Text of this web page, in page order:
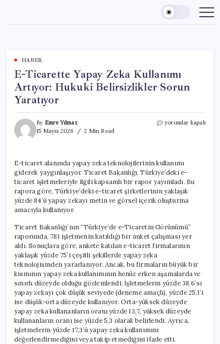
content
HABER
E-Ticarette Yapay Zeka Kullanımı
Artıyor: Hukuki Belirsizlikler Sorun
Yaratıyor
By Emre Yılmaz
15 Mayıs 2026
2 Min Read
E-
Artıyor:
Hukuki
Belirsizlikler
Sorun
Yaratıyor
için
yorumlar kapalı
E-ticaret alanında yapay zeka teknolojilerinin kullanımı
giderek yaygınlaşıyor. Ticaret Bakanlığı, Türkiye’deki e-
ticaret işletmeleriyle ilgili kapsamlı bir rapor yayımladı. Bu
rapora göre, Türkiye’deki e-ticaret şirketlerinin yaklaşık
yüzde 84’ü yapay zekayı metin ve görsel içerik oluşturma
amacıyla kullanıyor.
Ticaret Bakanlığı’nın “Türkiye’de e-Ticaretin Görünümü”
raporunda, 781 işletmenin katıldığı bir anket çalışması yer
aldı. Sonuçlara göre, ankete katılan e-ticaret firmalarının
yaklaşık yüzde 75’i çeşitli şekillerde yapay zeka
teknolojisinden yararlanıyor. Ancak, bu firmaların büyük bir
kısmının yapay zeka kullanımının henüz erken aşamalarda ve
sınırlı düzeyde olduğu gözlemlendi. İşletmelerin yüzde 38,6’sı
yapay zekayı çok düşük seviyede (deneme amaçlı), yüzde 25,1’i
ise düşük-orta düzeyde kullanıyor. Orta-yüksek düzeyde
yapay zeka kullananların oranı yüzde 13,7, yüksek düzeyde
kullananların oranı ise yüzde 5,3 olarak belirlendi. Ayrıca,
işletmelerin yüzde 17,3’ü yapay zeka kullanımını
değerlendirmediğini veya takip etmediğini ifade etti.